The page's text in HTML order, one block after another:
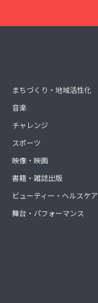
まちづくり・地域活性化
音楽
チャレンジ
スポーツ
映像・映画
書籍・雑誌出版
ビューティー・ヘルスケア
舞台・パフォーマンス